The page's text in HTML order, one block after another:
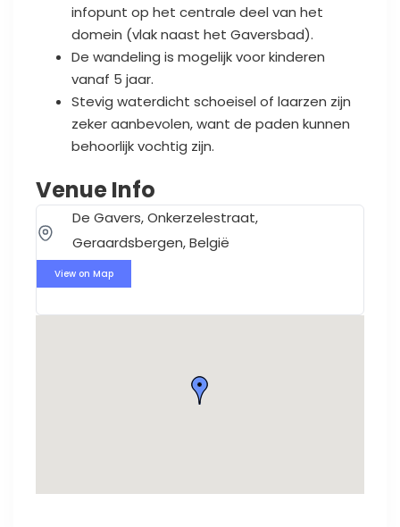
infopunt op het centrale deel van het
domein (vlak naast het Gaversbad).
De wandeling is mogelijk voor kinderen
vanaf 5 jaar.
Stevig waterdicht schoeisel of laarzen zijn
zeker aanbevolen, want de paden kunnen
behoorlijk vochtig zijn.
Venue Info
De Gavers, Onkerzelestraat,
Geraardsbergen, België
View on Map